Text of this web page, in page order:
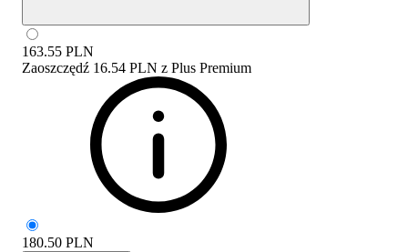
163.55 PLN
Zaoszczędź 16.54 PLN z Plus Premium
180.50 PLN